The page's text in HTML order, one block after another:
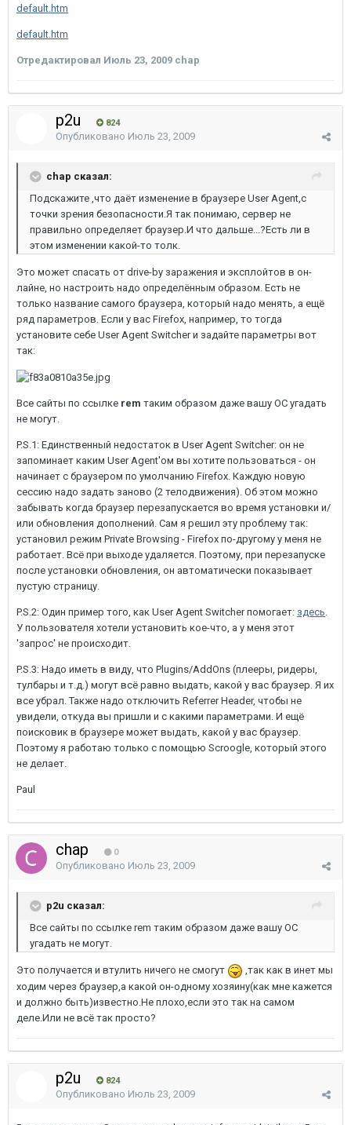
default.htm
default.htm
Отредактировал Июль 23, 2009 chap
p2u 824
Опубликовано Июль 23, 2009
chap сказал:
Подскажите ,что даёт изменение в браузере User Agent,с
точки зрения безопасности.Я так понимаю, сервер не
правильно определяет браузер.И что дальше...?Есть ли в
этом изменении какой-то толк.
Это может спасать от drive-by заражения и эксплойтов в он-
лайне, но настроить надо определённым образом. Есть не
только название самого браузера, который надо менять, а ещё
ряд параметров. Если у вас Firefox, например, то тогда
установите себе User Agent Switcher и задайте параметры вот
так:
Все сайты по ссылке rem таким образом даже вашу ОС угадать
не могут.
P.S.1: Единственный недостаток в User Agent Switcher: он не
запоминает каким User Agent'ом вы хотите пользоваться - он
начинает с браузером по умолчанию Firefox. Каждую новую
сессию надо задать заново (2 телодвижения). Об этом можно
забывать когда браузер перезапускается во время установки и/
или обновления дополнений. Сам я решил эту проблему так:
установил режим Private Browsing - Firefox по-другому у меня не
работает. Всё при выходе удаляется. Поэтому, при перезапуске
после установки обновления, он автоматически показывает
пустую страницу.
P.S.2: Один пример того, как User Agent Switcher помогает: здесь
У пользователя хотели установить кое-что, а у меня этот
'запрос' не происходит.
P.S.3: Надо иметь в виду, что Plugins/AddOns (плееры, ридеры,
тулбары и т.д.) могут всё равно выдать, какой у вас браузер. Я их
все убрал. Также надо отключить Referrer Header, чтобы не
увидели, откуда вы пришли и с какими параметрами. И ещё
поисковик в браузере может выдать, какой у вас браузер.
Поэтому я работаю только с помощью Scroogle, который этого
не делает.
Paul
chap 0
Опубликовано Июль 23, 2009
p2u сказал:
Все сайты по ссылке rem таким образом даже вашу ОС
угадать не могут.
Это получается и втулить ничего не смогут
,так как в инет мы
ходим через браузер,а какой он-одному хозяину(как мне кажется
и должно быть)известно.Не плохо,если это так на самом
деле.Или не всё так просто?
p2u 824
Опубликовано Июль 23, 2009